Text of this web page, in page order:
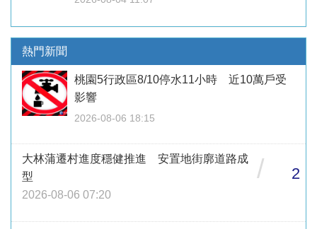
熱門新聞
桃園5行政區8/10停水11小時 近10萬戶受
影響
2026-08-06 18:15
大林蒲遷村進度穩健推進 安置地街廓道路成
型
2026-08-06 07:20
/ 2